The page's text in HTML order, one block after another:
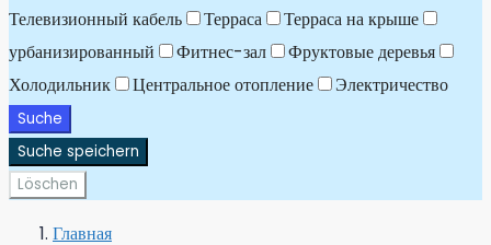
Телевизионный кабель
Терраса
Терраса на крыше
урбанизированный
Фитнес-зал
Фруктовые деревья
Холодильник
Центральное отопление Электричество
Suche
Suche speichern
Löschen
Главная